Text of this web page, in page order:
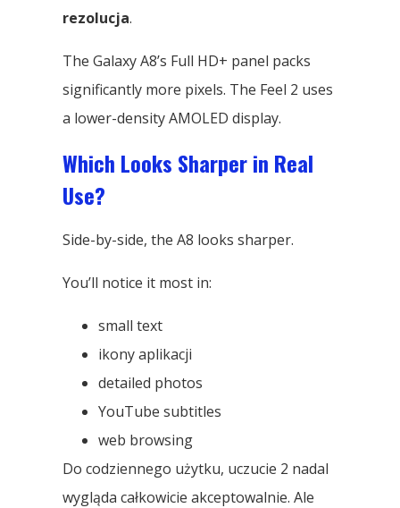
rezolucja.
The Galaxy A8’s Full HD+ panel packs
significantly more pixels. The Feel 2 uses
a lower-density AMOLED display.
Which Looks Sharper in Real
Use?
Side-by-side, the A8 looks sharper.
You’ll notice it most in:
small text
ikony aplikacji
detailed photos
YouTube subtitles
web browsing
Do codziennego użytku, uczucie 2 nadal
wygląda całkowicie akceptowalnie. Ale